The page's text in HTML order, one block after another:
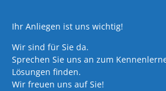
Ihr Anliegen ist uns wichtig!
Wir sind für Sie da.
Sprechen Sie uns an zum
Lösungen finden.
Wir freuen uns auf Sie!